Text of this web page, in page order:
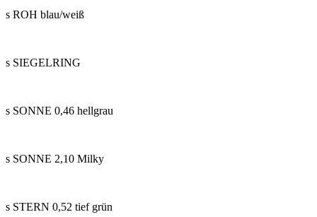
s ROH blau/weiß
s SIEGELRING
s SONNE 0,46 hellgrau
s SONNE 2,10 Milky
s STERN 0,52 tief grün